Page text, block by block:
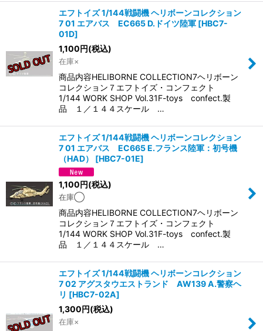
エフトイズ 1/144戦闘機 ヘリボーンコレクション
7 01 エアバス EC665 D.ドイツ陸軍 [HBC7-
01D]
1,100円(税込)
在庫×
商品内容HELIBORNE COLLECTION7ヘリボーン
コレクション７エフトイズ・コンフェクト
1/144 WORK SHOP Vol.31F-toys confect.製
品 １／１４４スケール …
エフトイズ 1/144戦闘機 ヘリボーンコレクション
7 01 エアバス EC665 E.フランス陸軍：初号機
（HAD）
[HBC7-01E]
1,100円(税込)
在庫◯
商品内容HELIBORNE COLLECTION7ヘリボーン
コレクション７エフトイズ・コンフェクト
1/144 WORK SHOP Vol.31F-toys confect.製
品 １／１４４スケール …
エフトイズ 1/144戦闘機 ヘリボーンコレクション
7 02 アグスタウエストランド AW139 A.警察ヘ
リ [HBC7-02A]
1,300円(税込)
在庫×